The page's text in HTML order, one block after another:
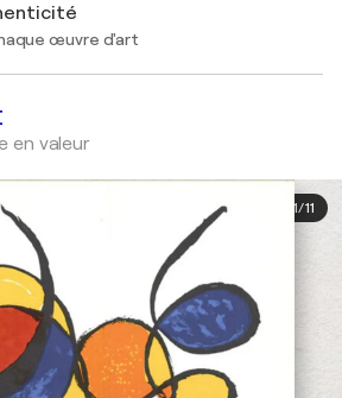
œuvre d'art
en valeur
1/11